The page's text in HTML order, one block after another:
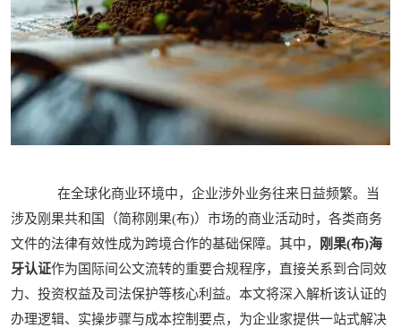
在全球化商业环境中，企业涉外业务往来日益频繁。当
涉及刚果共和国（简称刚果(布)）市场的商业活动时，各类商务
文件的法律有效性成为跨境合作的基础保障。其中，
刚果(布)海
牙认证作为国际间公文流转的重要合规程序，直接关系到合同效
力、投资权益及司法保护等核心利益。本文将深入解析该认证的
办理逻辑、实操步骤与成本控制要点，为企业家提供一站式解决